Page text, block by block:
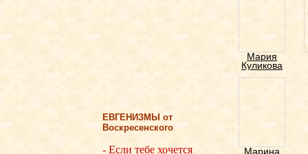
ЕВГЕНИЗМЫ от
Воскресенского
- Если тебе хочется
Мария
Куликова
Марина